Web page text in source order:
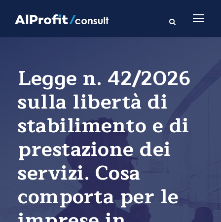
Legge n. 42/2026
sulla libertà di
stabilimento e di
prestazione dei
servizi. Cosa
comporta per le